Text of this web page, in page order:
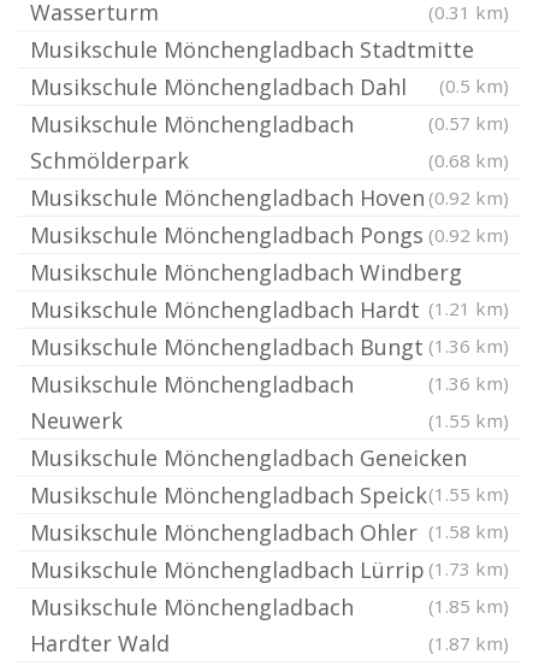
Wasserturm
(0.31 km)
Musikschule Mönchengladbach Stadtmitte
(0.5 km)
Musikschule Mönchengladbach Dahl
(0.57 km)
Musikschule Mönchengladbach
Schmölderpark
(0.68 km)
Musikschule Mönchengladbach Hoven (0.92 km)
Musikschule Mönchengladbach Pongs (0.92 km)
Musikschule Mönchengladbach Windberg
(1.21 km)
Musikschule Mönchengladbach Hardt
(1.36 km)
Musikschule Mönchengladbach Bungt
(1.36 km)
Musikschule Mönchengladbach
Neuwerk
(1.55 km)
Musikschule Mönchengladbach Geneicken
(1.55 km)
Musikschule Mönchengladbach Speick
(1.58 km)
Musikschule Mönchengladbach Ohler
(1.73 km)
Musikschule Mönchengladbach Lürrip
(1.85 km)
Musikschule Mönchengladbach
Hardter Wald
(1.87 km)